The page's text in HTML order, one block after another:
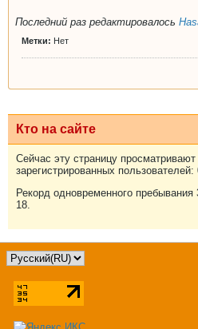
Последний раз редактировалось
Метки: Нет
Кто на сайте
Сейчас эту страницу
зарегистрированных пользователей:
Рекорд одновременного
18.